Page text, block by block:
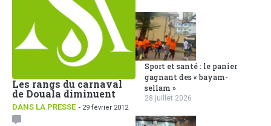
Les rangs du carnaval
de Douala diminuent
DANS LA PRESSE - 29 février 2012
Sport et santé : le panier
gagnant des « bayam-
sellam »
28 juillet 2026